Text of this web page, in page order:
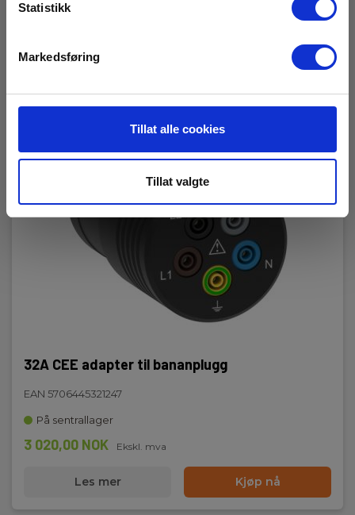
Statistikk
Markedsføring
Tillat alle cookies
Tillat valgte
32A CEE adapter til bananplugg
EAN 5706445321247
På sentrallager
3 020,00 NOK Ekskl. mva
Les mer Kjøp nå